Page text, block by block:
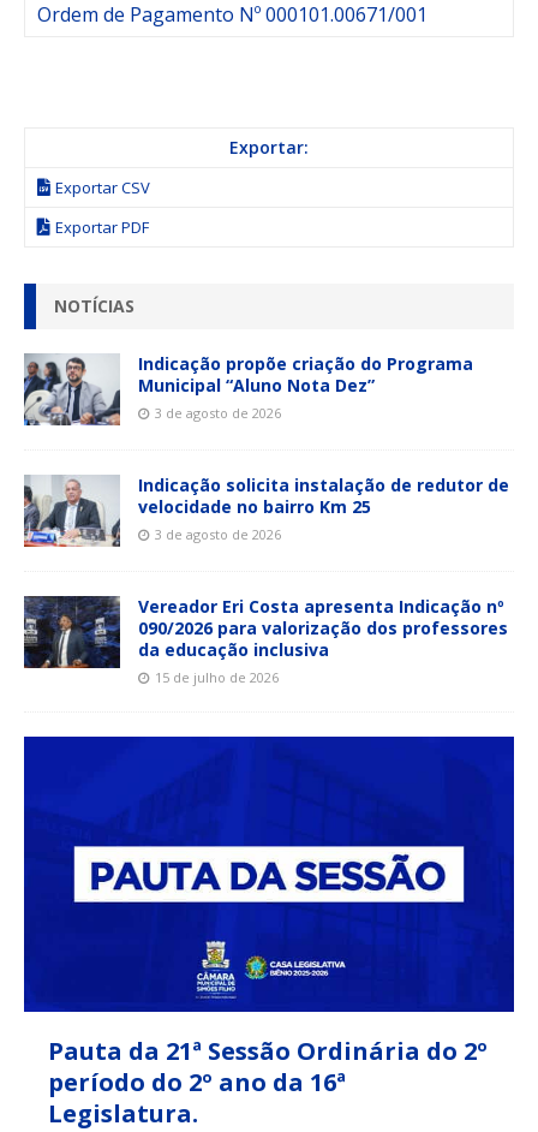
Ordem de Pagamento Nº 000101.00671/001
Exportar:
Exportar CSV
Exportar PDF
NOTÍCIAS
Indicação propõe criação do Programa
Municipal “Aluno Nota Dez”
3 de agosto de 2026
Indicação solicita instalação de redutor de
velocidade no bairro Km 25
3 de agosto de 2026
Vereador Eri Costa apresenta Indicação nº
090/2026 para valorização dos professores
da educação inclusiva
15 de julho de 2026
Pauta da 21ª Sessão Ordinária do 2º
período do 2º ano da 16ª
Legislatura.